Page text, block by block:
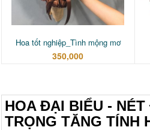
Hoa tốt nghiệp_Tình mộng mơ
350,000
HOA ĐẠI BIỂU -
TRỌNG TĂNG TÍNH